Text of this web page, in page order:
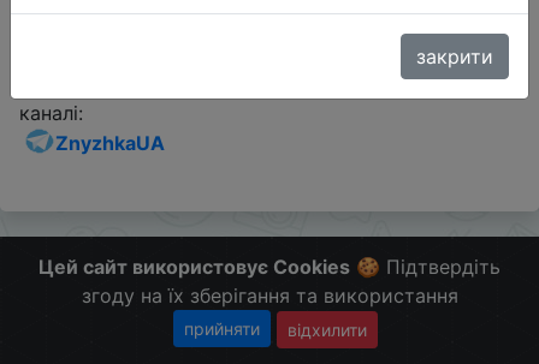
Слідкуйте за знижками на мобільному, в телеграм
каналі:
ZnyzhkaUA
Цей сайт використовує Cookies 🍪 Підтвердіть
згоду на їх зберігання та використання
прийняти відхилити
закрити